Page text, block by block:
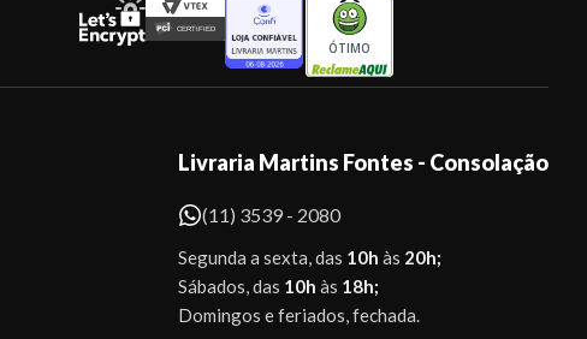
ÓTIMO
Livraria Martins Fontes - Consolação
(11) 3539 - 2080
Segunda a sexta, das 10h às 20h;
Sábados, das 10h às 18h;
Domingos e feriados, fechada.